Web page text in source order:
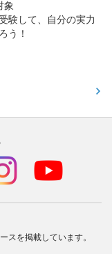
象
験して、自分の実力
う！
スを掲載しています。